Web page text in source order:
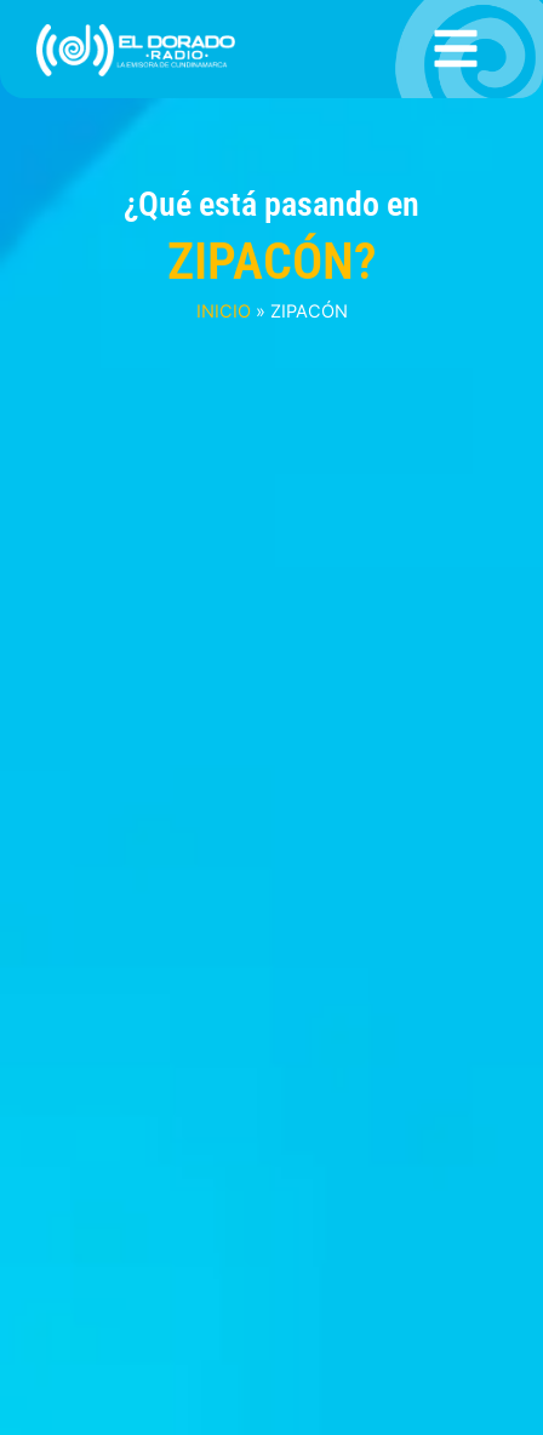
contenido
¿Qué está pasando en
ZIPACÓN?
INICIO» ZIPACÓN